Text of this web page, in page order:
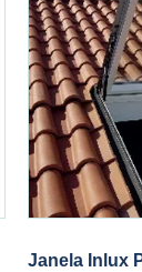
Janela Inlux